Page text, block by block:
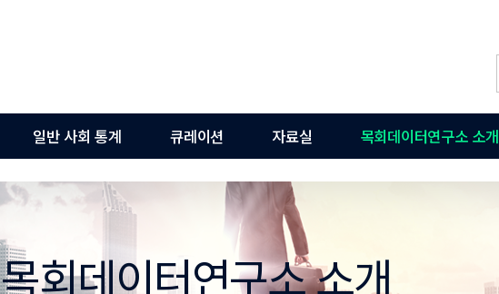
일반 사회 통계 큐레이션 자료실 목회데이터연구소 소개
목회데이터연구소 소개